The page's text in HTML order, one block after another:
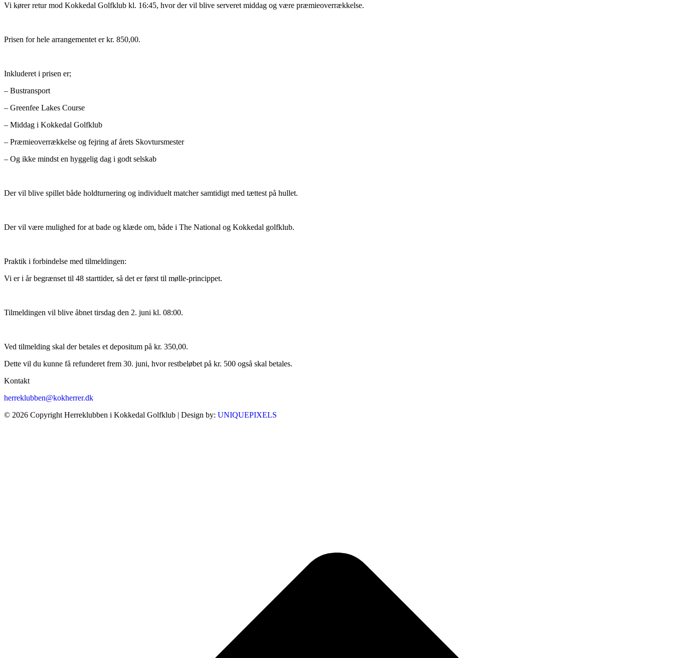
Vi kører retur mod Kokkedal Golfklub kl. 16:45, hvor der vil blive serveret middag og være præmieoverrækkelse.
Prisen for hele arrangementet er kr. 850,00.
Inkluderet i prisen er;
– Bustransport
– Greenfee Lakes Course
– Middag i Kokkedal Golfklub
– Præmieoverrækkelse og fejring af årets Skovtursmester
– Og ikke mindst en hyggelig dag i godt selskab
Der vil blive spillet både holdturnering og individuelt matcher samtidigt med tættest på hullet.
Der vil være mulighed for at bade og klæde om, både i The National og Kokkedal golfklub.
Praktik i forbindelse med tilmeldingen:
Vi er i år begrænset til 48 starttider, så det er først til mølle-princippet.
Tilmeldingen vil blive åbnet tirsdag den 2. juni kl. 08:00.
Ved tilmelding skal der betales et depositum på kr. 350,00.
Dette vil du kunne få refunderet frem 30. juni, hvor restbeløbet på kr. 500 også skal betales.
Kontakt
herreklubben@kokherrer.dk
© 2026 Copyright Herreklubben i Kokkedal Golfklub | Design by: UNIQUEPIXELS